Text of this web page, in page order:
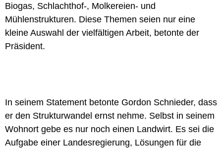
Biogas, Schlachthof-, Molkereien- und
Mühlenstrukturen. Diese Themen seien nur eine
kleine Auswahl der vielfältigen Arbeit, betonte der
Präsident.
In seinem Statement betonte Gordon Schnieder, dass
er den Strukturwandel ernst nehme. Selbst in seinem
Wohnort gebe es nur noch einen Landwirt. Es sei die
Aufgabe einer Landesregierung, Lösungen für die